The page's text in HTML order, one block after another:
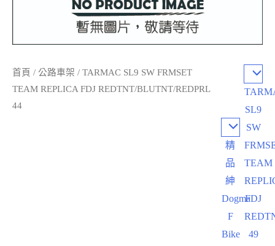
精
品
紳
Dogma
F
Bike
SL9
SW
TEAM
FDJ
49
首頁 / 公路車架 / TARMAC SL9 SW FRMSET
TEAM REPLICA FDJ REDTNT/BLUTNT/REDPRL
44